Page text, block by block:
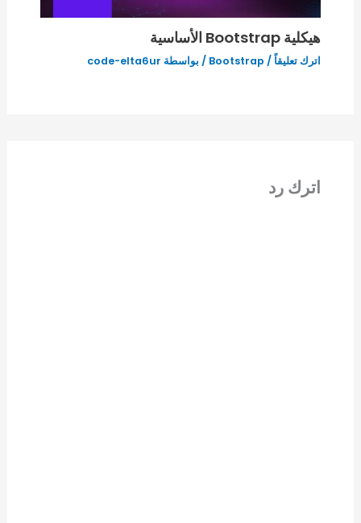
هيكلية Bootstrap الأساسية
اترك تعليقاً/
Bootstrap / بواسطة code-elta6ur
اترك رد